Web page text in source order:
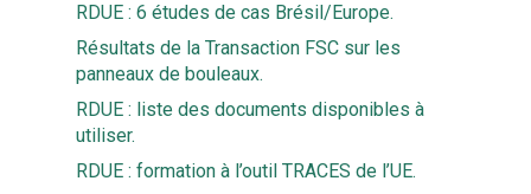
RDUE : 6 études de cas Brésil/Europe.
Résultats de la Transaction FSC sur les
panneaux de bouleaux.
RDUE : liste des documents disponibles à
utiliser.
RDUE : formation à l’outil TRACES de l’UE.